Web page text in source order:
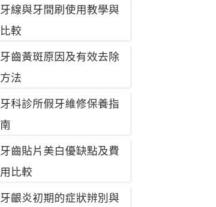
牙線與牙間刷使用教學與
比較
牙齒黃斑原因及有效去除
方法
牙科診所假牙維修保養指
南
牙齒貼片美白優缺點及費
用比較
牙齦炎初期的症狀辨別與